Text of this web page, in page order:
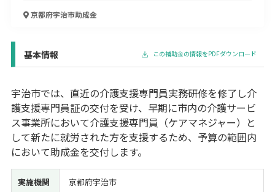
物流・運輸業 情報通信業 卸売･小売業
飲食業
建設･不動産業
サービス業 医療･福祉 農業･林業
漁業
宿泊･旅館業
その他
使い道
経営改善・経営強化 販路拡大
起業・創業
事業承継
京都府宇治市助成金
基本情報 この補助金の情報をPDFダウンロード
宇治市では、直近の介護支援専門員実務研修を修了し介
護支援専門員証の交付を受け、早期に市内の介護サービ
ス事業所において介護支援専門員（ケアマネジャー）と
して新たに就労された方を支援するため、予算の範囲内
において助成金を交付します。
実施機関 京都府宇治市